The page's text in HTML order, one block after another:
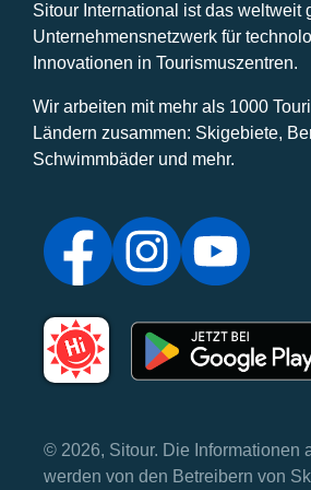
Sitour International ist das weltweit
Unternehmensnetzwerk für
Innovationen in Tourismuszentren.
Wir arbeiten mit mehr als 1000
Ländern zusammen: Skigebiete,
Schwimmbäder und mehr.
© 2026, Sitour. Die Informationen
werden von den Betreibern von